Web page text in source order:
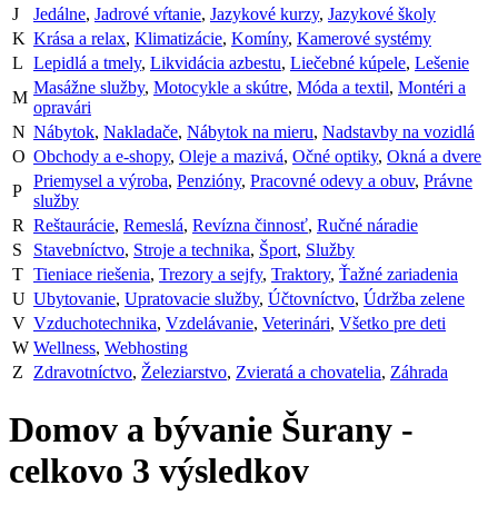
J
Jedálne, Jadrové vŕtanie, Jazykové kurzy, Jazykové školy
K Krása a relax, Klimatizácie, Komíny, Kamerové systémy
L Lepidlá a tmely, Likvidácia azbestu, Liečebné kúpele, Lešenie
M
Masážne služby, Motocykle a skútre, Móda a textil, Montéri a
opravári
N Nábytok, Nakladače, Nábytok na mieru, Nadstavby na vozidlá
O Obchody a e-shopy, Oleje a mazivá, Očné optiky, Okná a dvere
P
Priemysel a výroba, Penzióny, Pracovné odevy a obuv, Právne
služby
R Reštaurácie, Remeslá, Revízna činnosť, Ručné náradie
S
Stavebníctvo, Stroje a technika, Šport, Služby
T Tieniace riešenia, Trezory a sejfy, Traktory, Ťažné zariadenia
U Ubytovanie, Upratovacie služby, Účtovníctvo, Údržba zelene
V Vzduchotechnika, Vzdelávanie, Veterinári, Všetko pre deti
W Wellness, Webhosting
Z
Zdravotníctvo, Železiarstvo, Zvieratá a chovatelia, Záhrada
Domov a bývanie Šurany -
celkovo 3 výsledkov